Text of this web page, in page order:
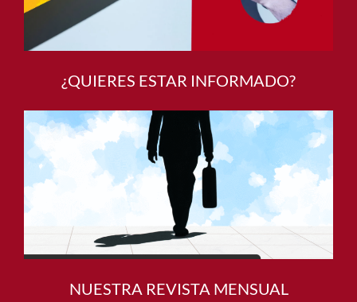
¿QUIERES ESTAR INFORMADO?
NUESTRA REVISTA MENSUAL